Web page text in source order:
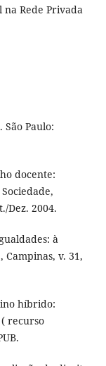
Rede Privada
São Paulo:
docente:
Dez. 2004.
à
Campinas, v. 31,
híbrido:
recurso